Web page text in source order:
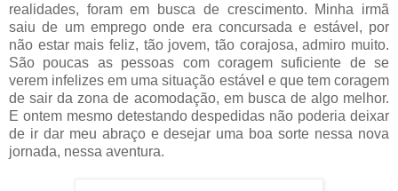
realidades, foram em busca de crescimento. Minha irmã
saiu de um emprego onde era concursada e estável, por
não estar mais feliz, tão jovem, tão corajosa, admiro muito.
São poucas as pessoas com coragem suficiente de se
verem infelizes em uma situação estável e que tem coragem
de sair da zona de acomodação, em busca de algo melhor.
E ontem mesmo detestando despedidas não poderia deixar
de ir dar meu abraço e desejar uma boa sorte nessa nova
jornada, nessa aventura.